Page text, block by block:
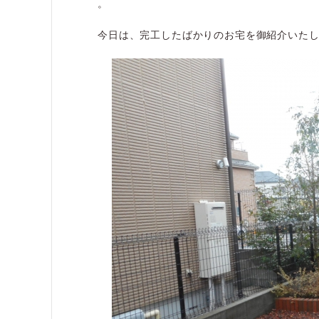
。
今日は、完工したばかりのお宅を御紹介いた